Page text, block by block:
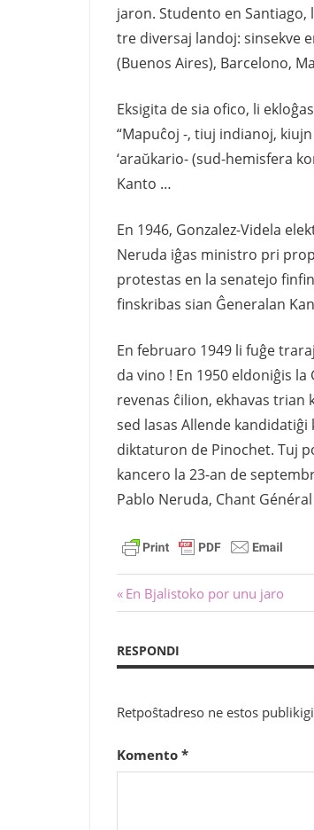
jaron. Studento en
tre diversaj landoj: sinsekve
(Buenos Aires), Barcelono,
Eksigita de sia ofico, li
“Mapuĉoj -, tiuj indianoj,
‘araŭkario- (sud-hemisfera
Kanto …
En 1946, Gonzalez-Videla
Neruda iĝas ministro pri
protestas en la senatejo
finskribas sian Ĝeneralan
En februaro 1949 li fuĝe
da vino ! En 1950 eldoniĝis
revenas ĉilion, ekhavas trian
sed lasas Allende
diktaturon de Pinochet. Tuj
kancero la 23-an de
Pablo Neruda, Chant
Navigado
afiŝoj
Antaŭa
afiŝo:
En Bjalistoko por unu jaro
RESPONDI
Retpoŝtadreso ne estos
Komento *